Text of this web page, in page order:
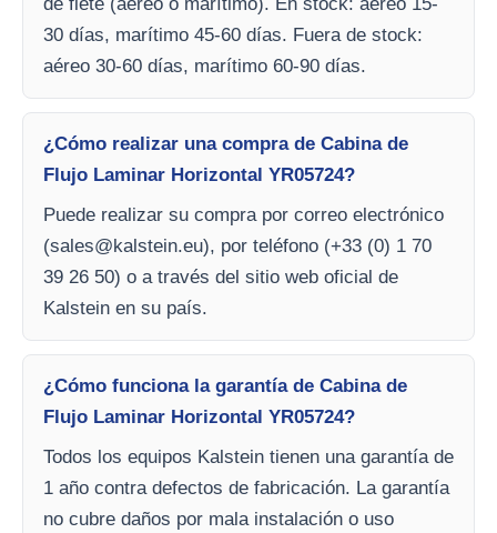
30 días, marítimo 45-60 días. Fuera de stock:
aéreo 30-60 días, marítimo 60-90 días.
¿Cómo realizar una compra de Cabina de
Flujo Laminar Horizontal YR05724?
Puede realizar su compra por correo electrónico
(sales@kalstein.eu), por teléfono (+33 (0) 1 70
39 26 50) o a través del sitio web oficial de
Kalstein en su país.
¿Cómo funciona la garantía de Cabina de
Flujo Laminar Horizontal YR05724?
Todos los equipos Kalstein tienen una garantía de
1 año contra defectos de fabricación. La garantía
no cubre daños por mala instalación o uso